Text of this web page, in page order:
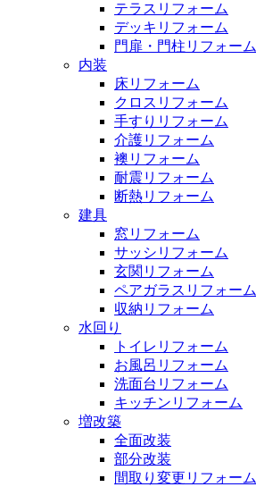
テラスリフォーム
デッキリフォーム
門扉・門柱リフォーム
内装
床リフォーム
クロスリフォーム
手すりリフォーム
介護リフォーム
襖リフォーム
耐震リフォーム
断熱リフォーム
建具
窓リフォーム
サッシリフォーム
玄関リフォーム
ペアガラスリフォーム
収納リフォーム
水回り
トイレリフォーム
お風呂リフォーム
洗面台リフォーム
キッチンリフォーム
増改築
全面改装
部分改装
間取り変更リフォーム